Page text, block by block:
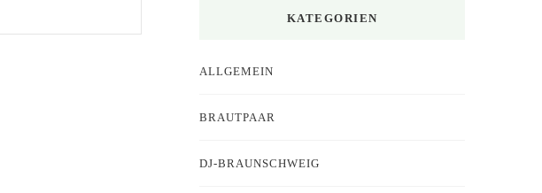
KATEGORIEN
ALLGEMEIN
BRAUTPAAR
DJ-BRAUNSCHWEIG